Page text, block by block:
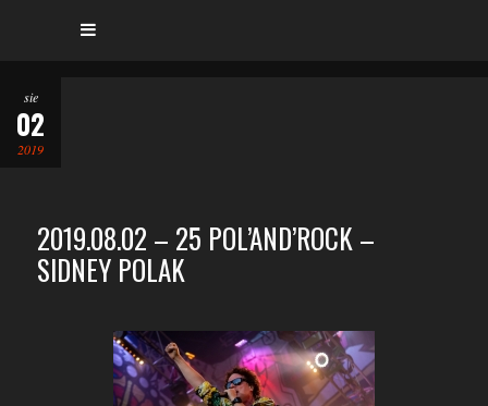
sie
02
2019
2019.08.02 – 25 POL’AND’ROCK –
SIDNEY POLAK